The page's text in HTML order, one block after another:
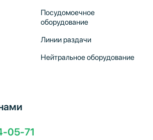
Посудомоечное
оборудование
Линии раздачи
Нейтральное оборудование
05-71